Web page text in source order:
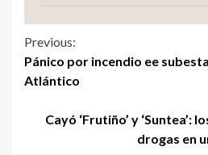
Previous:
Pánico por incendio ee
Atlántico
Cayó ‘Frutiño’ y ‘Suntea’:
drogas en